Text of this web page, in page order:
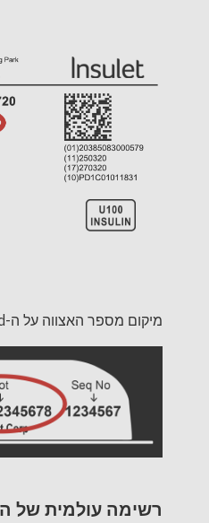
מיקום מספר האצווה על ה-Pod עצמו (צד שטוח):
רשימה עולמית של